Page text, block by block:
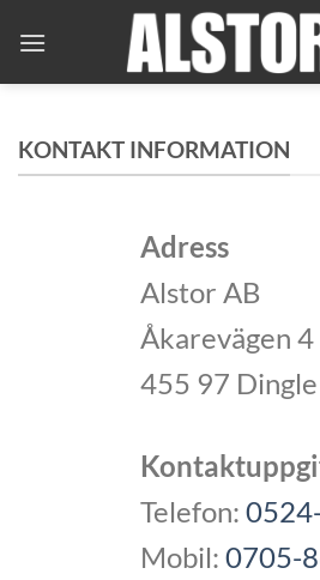
KONTAKT INFORMATION
Adress
Alstor AB
Åkarevägen 4
455 97 Dingle
Telefon:
Mobil: 0705-